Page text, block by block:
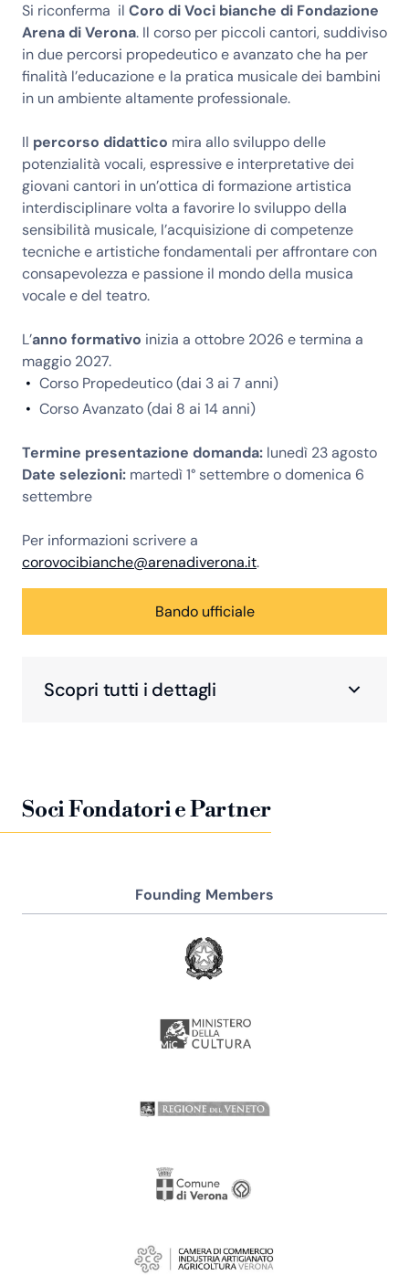
Si riconferma il Coro di Voci bianche di Fondazione
Arena di Verona. Il corso per piccoli cantori, suddiviso
in due percorsi propedeutico e avanzato che ha per
finalità l’educazione e la pratica musicale dei bambini
in un ambiente altamente professionale.
Il percorso didattico mira allo sviluppo delle
potenzialità vocali, espressive e interpretative dei
giovani cantori in un’ottica di formazione artistica
interdisciplinare volta a favorire lo sviluppo della
sensibilità musicale, l’acquisizione di competenze
tecniche e artistiche fondamentali per affrontare con
consapevolezza e passione il mondo della musica
vocale e del teatro.
L’anno formativo inizia a ottobre 2026 e termina a
maggio 2027.
Corso Propedeutico (dai 3 ai 7 anni)
Corso Avanzato (dai 8 ai 14 anni)
Termine presentazione domanda: lunedì 23 agosto
Date selezioni: martedì 1° settembre o domenica 6
settembre
Per informazioni scrivere a
corovocibianche@arenadiverona.it.
Bando ufficiale
Scopri tutti i dettagli
Soci Fondatori e Partner
Founding Members